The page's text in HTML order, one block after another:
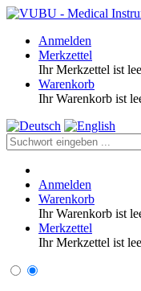
Anmelden
Merkzettel
Ihr Merkzettel ist
Warenkorb
Ihr Warenkorb ist
Anmelden
Warenkorb
Ihr Warenkorb ist
Merkzettel
Ihr Merkzettel ist